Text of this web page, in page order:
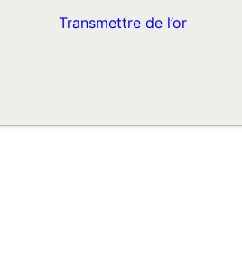
Transmettre de l’or